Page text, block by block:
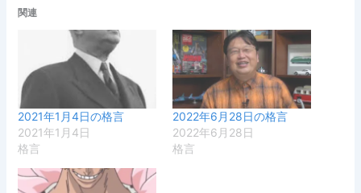
関連
2021年1月4日の格言
2021年1月4日
格言
2022年6月28日の格言
2022年6月28日
格言